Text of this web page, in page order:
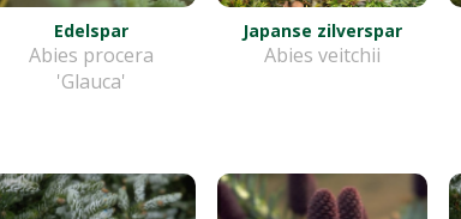
Edelspar
Abies procera
'Glauca'
Japanse zilverspar
Abies veitchii